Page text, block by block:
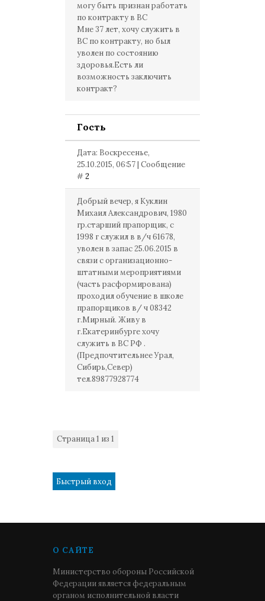
могу быть признан работать
по контракту в ВС
Мне 37 лет, хочу служить в
ВС по контракту, но был
уволен по состоянию
здоровья.Есть ли
возможность заключить
контракт?
Гость
Дата: Воскресенье,
25.10.2015, 06:57 | Сообщение
#2
Добрый вечер, я Куклин
Михаил Александрович, 1980
гр.старший прапорщик, с
1998 г служил в в/ч 61678,
уволен в запас 25.06.2015 в
связи с организационно-
штатными мероприятиями
(часть расформирована)
проходил обучение в школе
прапорщиков в/ ч 08342
г.Мирный. Живу в
г.Екатеринбурге хочу
служить в ВС РФ .
(Предпочтительнее Урал,
Сибирь,Север)
тел.89877928774
Страница1 из 1
О САЙТЕ
Министерство обороны Российской
Федерации является федеральным
органом исполнительной власти